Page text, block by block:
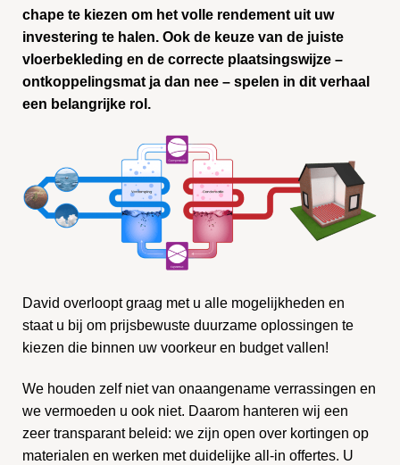
chape te kiezen om het volle rendement uit uw
investering te halen. Ook de keuze van de juiste
vloerbekleding en de correcte plaatsingswijze –
ontkoppelingsmat ja dan nee – spelen in dit verhaal
een belangrijke rol.
David overloopt graag met u alle mogelijkheden en
staat u bij om prijsbewuste duurzame oplossingen te
kiezen die binnen uw voorkeur en budget vallen!
We houden zelf niet van onaangename verrassingen en
we vermoeden u ook niet. Daarom hanteren wij een
zeer transparant beleid: we zijn open over kortingen op
materialen en werken met duidelijke all-in offertes. U